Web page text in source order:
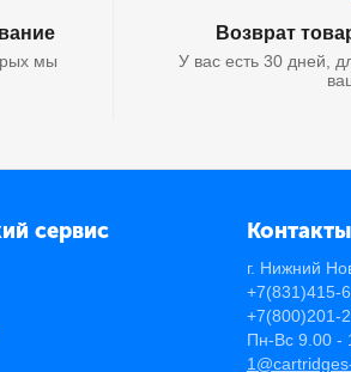
мы
Возврат
У вас есть 30 дней,
сервис Контакты
г. Нижний
+7(831)415-
+7(800)201-
Пн-Вс 9.00 -